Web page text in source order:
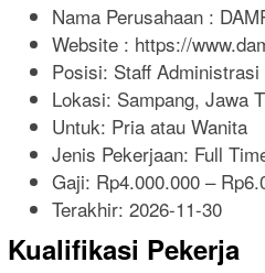
Nama Perusahaan :
Website : https://
Posisi: Staff Administrasi
Lokasi: Sampang, Jawa
Untuk: Pria atau Wanita
Jenis Pekerjaan: Full
Gaji: Rp4.000.000 – Rp
Terakhir: 2026-11-30
Kualifikasi Pekerja